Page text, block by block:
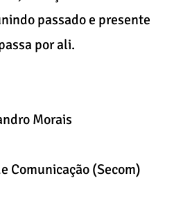
passado e presente
por ali.
Morais
Comunicação (Secom)